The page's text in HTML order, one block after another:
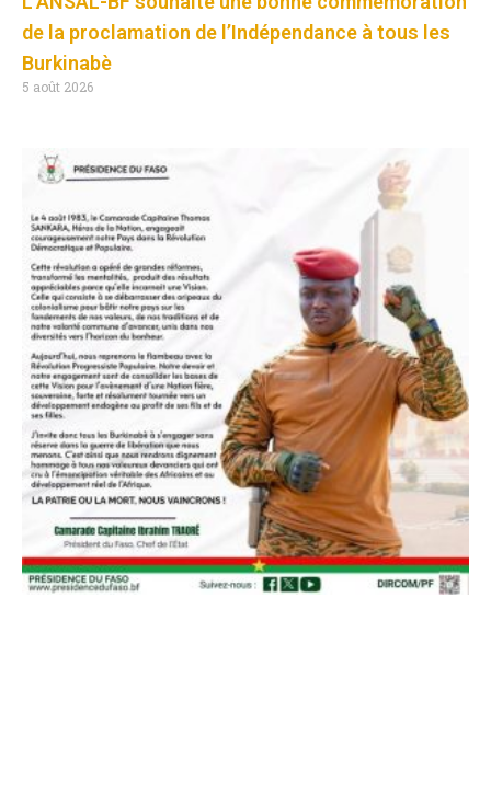
de la proclamation de l’Indépendance à tous les
Burkinabè
5 août 2026